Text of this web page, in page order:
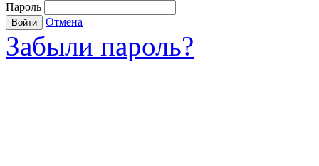
Пароль
Войти Отмена
Забыли пароль?